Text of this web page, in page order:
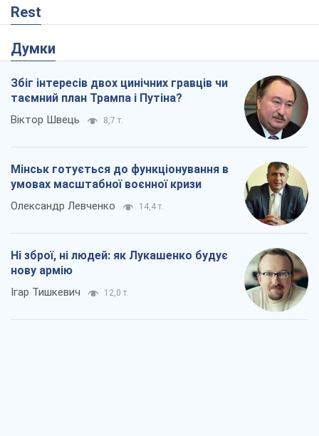
Rest
Думки
Збіг інтересів двох цинічних гравців чи
таємний план Трампа і Путіна?
Віктор Швець 8,7 т.
Мінськ готується до функціонування в
умовах масштабної воєнної кризи
Олександр Левченко 14,4 т.
Ні зброї, ні людей: як Лукашенко будує
нову армію
Ігар Тишкевич 12,0 т.